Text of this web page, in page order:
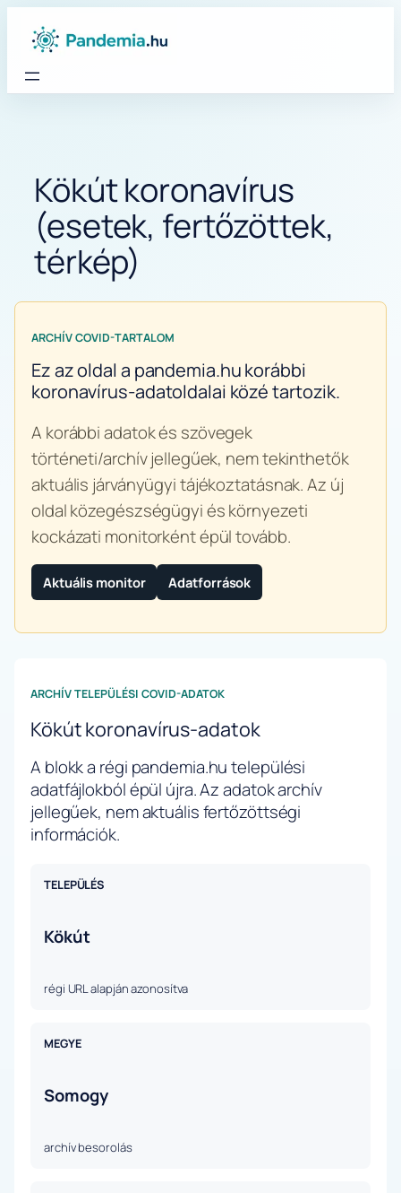
Kökút koronavírus
(esetek, fertőzöttek,
térkép)
ARCHÍV COVID-TARTALOM
Ez az oldal a pandemia.hu korábbi
koronavírus-adatoldalai közé tartozik.
A korábbi adatok és szövegek
történeti/archív jellegűek, nem tekinthetők
aktuális járványügyi tájékoztatásnak. Az új
oldal közegészségügyi és környezeti
kockázati monitorként épül tovább.
Aktuális monitor Adatforrások
ARCHÍV TELEPÜLÉSI COVID-ADATOK
Kökút koronavírus-adatok
A blokk a régi pandemia.hu települési
adatfájlokból épül újra. Az adatok archív
jellegűek, nem aktuális fertőzöttségi
információk.
TELEPÜLÉS
Kökút
régi URL alapján azonosítva
MEGYE
Somogy
archív besorolás